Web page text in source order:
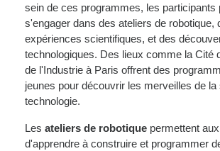
sein de ces programmes, les participants
s'engager dans des ateliers de robotique,
expériences scientifiques, et des
technologiques. Des lieux comme la Cité
de l'Industrie à Paris offrent des
jeunes pour découvrir les merveilles de
technologie.
Les ateliers de robotique permettent
d'apprendre à construire et programmer